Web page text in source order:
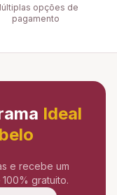
opções de
pagamento
Ideal
e recebe um
gratuito.